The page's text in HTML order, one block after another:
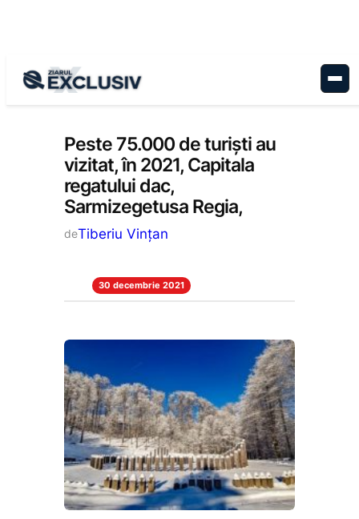
Reportaj, Stiri la zi
Peste 75.000 de turiști au
vizitat, în 2021, Capitala
regatului dac,
Sarmizegetusa Regia,
deTiberiu Vințan
30 decembrie 2021